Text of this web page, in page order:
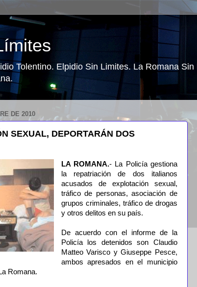
Tolentino. Elpidio Sin Limites. La Romana
DE 2010
SEXUAL, DEPORTARÁN DOS
LA ROMANA.- La Policía gestiona
la repatriación de dos italianos
acusados de explotación sexual,
tráfico de personas, asociación de
grupos criminales, tráfico de drogas
y otros delitos en su país.
De acuerdo con el informe de la
Policía los detenidos son Claudio
Matteo Varisco y Giuseppe Pesce,
ambos apresados en el municipio
Romana.